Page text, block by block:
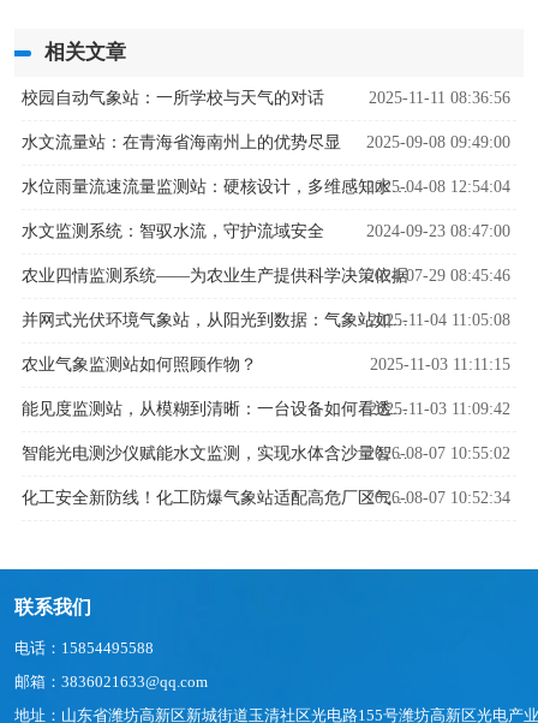
相关文章
校园自动气象站：一所学校与天气的对话 2025-11-11 08:36:56
水文流量站：在青海省海南州上的优势尽显 2025-09-08 09:49:00
水位雨量流速流量监测站：硬核设计，多维感知水文变化
2025-04-08 12:54:04
水文监测系统：智驭水流，守护流域安全 2024-09-23 08:47:00
农业四情监测系统——为农业生产提供科学决策依据2024-07-29 08:45:46
并网式光伏环境气象站，从阳光到数据：气象站如何解码光伏发电密码？
2025-11-04 11:05:08
农业气象监测站如何照顾作物？ 2025-11-03 11:11:15
能见度监测站，从模糊到清晰：一台设备如何看透迷雾中的危险
2025-11-03 11:09:42
智能光电测沙仪赋能水文监测，实现水体含沙量智能精准管控
2026-08-07 10:55:02
化工安全新防线！化工防爆气象站适配高危厂区气象监测
2026-08-07 10:52:34
联系我们
电话：15854495588
邮箱：3836021633@qq.com
地址：山东省潍坊高新区新城街道玉清社区光电路155号潍坊高新区光电产业